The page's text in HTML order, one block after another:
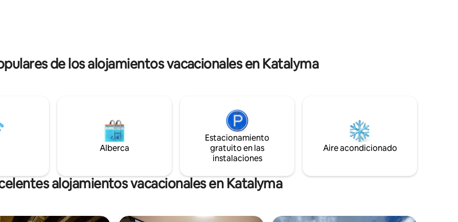
de los alojamientos vacacionales en Katalyma
Alberca
Estacionamiento
gratuito en las
instalaciones
Aire acondicionado
alojamientos vacacionales en Katalyma